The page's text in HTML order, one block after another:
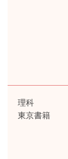
理科
東京書籍